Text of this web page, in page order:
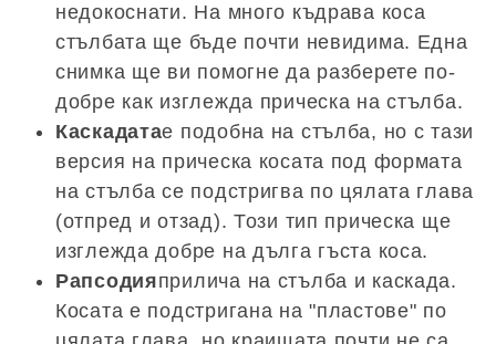
недокоснати. На много къдрава коса
стълбата ще бъде почти невидима. Една
снимка ще ви помогне да разберете по-
добре как изглежда прическа на стълба.
Каскадатае подобна на стълба, но с тази
версия на прическа косата под формата
на стълба се подстригва по цялата глава
(отпред и отзад). Този тип прическа ще
изглежда добре на дълга гъста коса.
Рапсодияприлича на стълба и каскада.
Косата е подстригана на "пластове" по